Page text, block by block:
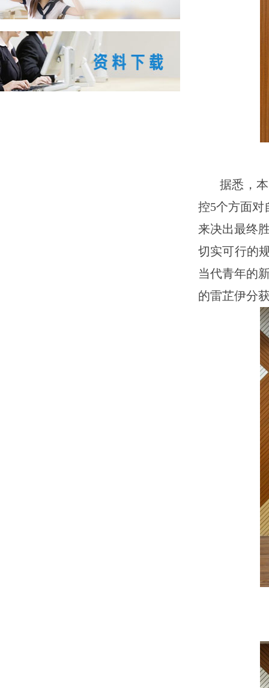
据悉，
控5个方面对
来决出最终
切实可行的
当代青年的
的雷芷伊分